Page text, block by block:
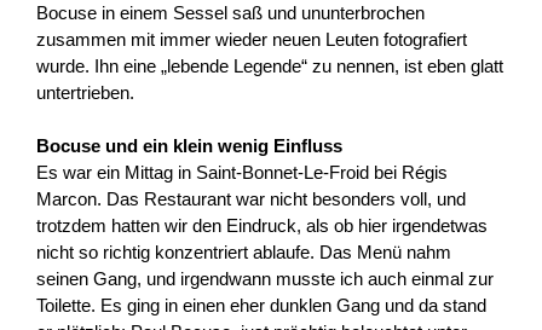
Bocuse in einem Sessel saß und ununterbrochen
zusammen mit immer wieder neuen Leuten fotografiert
wurde. Ihn eine „lebende Legende“ zu nennen, ist eben glatt
untertrieben.
Bocuse und ein klein wenig Einfluss
Es war ein Mittag in Saint-Bonnet-Le-Froid bei Régis
Marcon. Das Restaurant war nicht besonders voll, und
trotzdem hatten wir den Eindruck, als ob hier irgendetwas
nicht so richtig konzentriert ablaufe. Das Menü nahm
seinen Gang, und irgendwann musste ich auch einmal zur
Toilette. Es ging in einen eher dunklen Gang und da stand